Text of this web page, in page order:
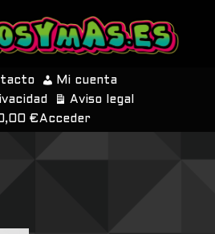
Mi cuenta
Aviso legal
€ Acceder